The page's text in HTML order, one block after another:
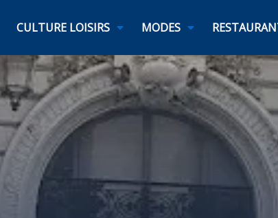
CULTURE LOISIRS MODES